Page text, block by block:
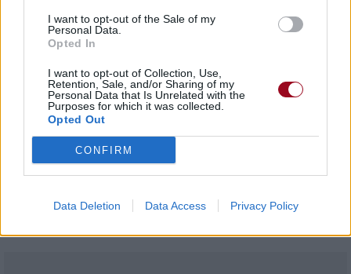
I want to opt-out of the Sale of my
Personal Data.
Opted In
I want to opt-out of Collection, Use,
Retention, Sale, and/or Sharing of my
Personal Data that Is Unrelated with the
Purposes for which it was collected.
Opted Out
CONFIRM
Data Deletion Data Access Privacy Policy
Kurupt, Dat Nigga Daz, Soopafly, maintenant mets-toi en
position pour eux
C-Walk homie, C-Walk homie, maintenant mets-toi en
position pour eux
(1) Provoquer de la violence au nom du gang (vol, drogue,
meutre, prostitution, initiation... ).
(2) Terme indéfinissable désignant les mouvements du C-
(3) Hawthorne est une ville située dans le comté de Los